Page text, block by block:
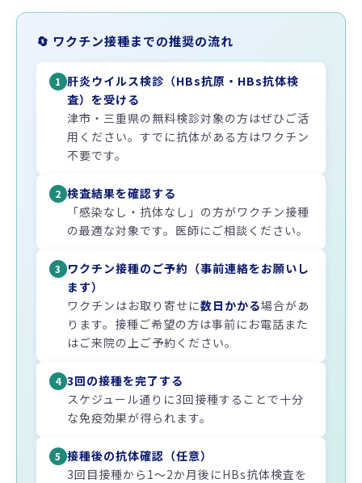
🔄 ワクチン接種までの推奨の流れ
1 肝炎ウイルス検診（HBs抗原・HBs抗体検
査）を受ける
津市・三重県の無料検診対象の方はぜひご活
用ください。すでに抗体がある方はワクチン
不要です。
2 検査結果を確認する
「感染なし・抗体なし」の方がワクチン接種
の最適な対象です。医師にご相談ください。
3
ワクチン接種のご予約（事前連絡をお願いし
ます）
ワクチンはお取り寄せに数日かかる場合があ
ります。接種ご希望の方は事前にお電話また
はご来院の上ご予約ください。
4 3回の接種を完了する
スケジュール通りに3回接種することで十分
な免疫効果が得られます。
5 接種後の抗体確認（任意）
3回目接種から1〜2か月後にHBs抗体検査を